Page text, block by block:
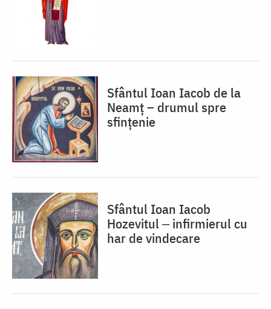
Sfântul Ioan Iacob de la
Neamț – drumul spre
sfințenie
Sfântul Ioan Iacob
Hozevitul ‒ infirmierul cu
har de vindecare